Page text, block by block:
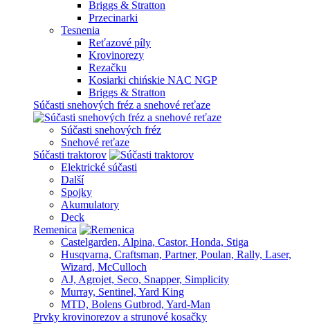
Briggs & Stratton
Przecinarki
Tesnenia
Reťazové píly
Krovinorezy
Rezačku
Kosiarki chińskie NAC NGP
Briggs & Stratton
Súčasti snehových fréz a snehové reťaze
Súčasti snehových fréz
Snehové reťaze
Súčasti traktorov
Elektrické súčasti
Další
Spojky
Akumulatory
Deck
Remenica
Castelgarden, Alpina, Castor, Honda, Stiga
Husqvarna, Craftsman, Partner, Poulan, Rally, Laser,
Wizard, McCulloch
AJ, Agrojet, Seco, Snapper, Simplicity
Murray, Sentinel, Yard King
MTD, Bolens Gutbrod, Yard-Man
Prvky krovinorezov a strunové kosačky